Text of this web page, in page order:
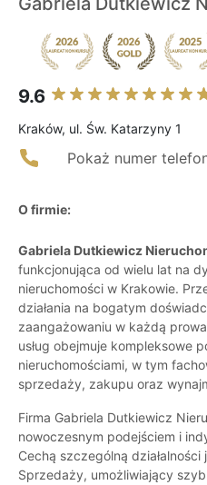
9.6
Kraków, ul. Św. Katarzyny 1
Pokaż numer
O firmie:
Gabriela Dutkiewicz
funkcjonująca od wielu lat na
nieruchomości w Krakowie.
działania na bogatym
zaangażowaniu w każdą
usług obejmuje kompleksowe
nieruchomościami, w tym
sprzedaży, zakupu oraz
Firma Gabriela Dutkiewicz
nowoczesnym podejściem i
Cechą szczególną
Sprzedaży, umożliwiający